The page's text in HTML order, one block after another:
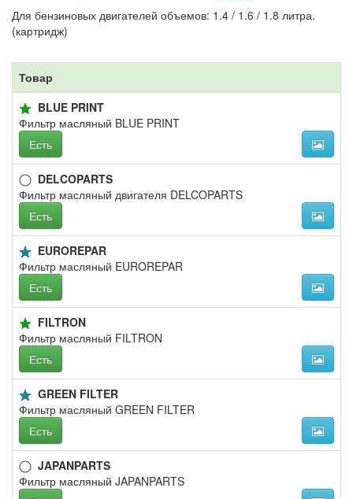
Для бензиновых двигателей объемов: 1.4 / 1.6 / 1.8 литра.
(картридж)
Товар
BLUE PRINT
Фильтр масляный BLUE PRINT
Есть
DELCOPARTS
Фильтр масляный двигателя DELCOPARTS
Есть
EUROREPAR
Фильтр масляный EUROREPAR
Есть
FILTRON
Фильтр масляный FILTRON
Есть
GREEN FILTER
Фильтр масляный GREEN FILTER
Есть
JAPANPARTS
Фильтр масляный JAPANPARTS